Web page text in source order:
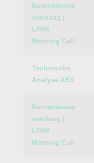
Beursnieuws
vandaag |
LYNX
Morning Call
Technische
Analyse AEX
Beursnieuws
vandaag |
LYNX
Morning Call